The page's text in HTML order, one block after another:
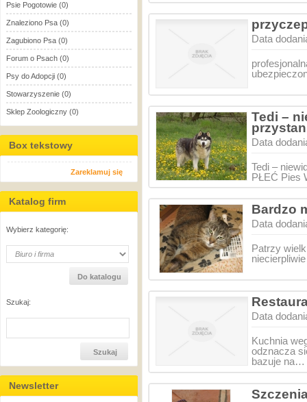
Psie Pogotowie (0)
Znaleziono Psa (0)
Zagubiono Psa (0)
Forum o Psach (0)
Psy do Adopcji (0)
Stowarzyszenie (0)
Sklep Zoologiczny (0)
Box tekstowy
Zareklamuj się
Katalog firm
Wybierz kategorię:
Szukaj:
Newsletter
Data
Tedi –
Data
Tedi –
PŁEĆ Pies
Bardzo
Data
Patrzy
Data
Kuchnia
odznacza
bazuje na…